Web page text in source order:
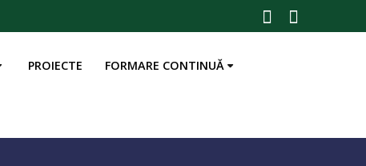
PROIECTE FORMARE CONTINUĂ